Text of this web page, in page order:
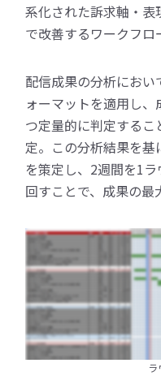
系化された訴求軸・
で改善するワークフロ
配信成果の分析にお
ォーマットを適用し
つ定量的に判定する
定。この分析結果を
を策定し、2週間を1
回すことで、成果の最